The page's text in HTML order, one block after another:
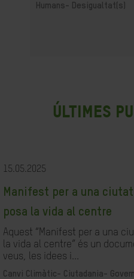
Humans-
Desigualtat(s)
últimes
15.05.2025
Manifest per a una
posa la vida al centre
Aquest “Manifest per a una
la vida al centre” és un
veus, les idees i...
Canvi Climàtic-
Ciutadania-